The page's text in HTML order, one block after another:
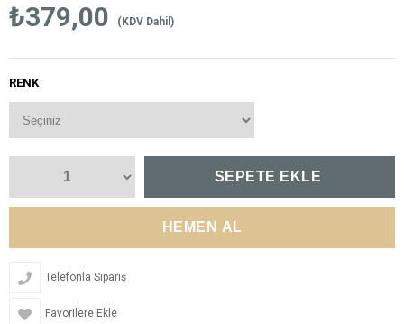
₺379,00 (KDV Dahil)
RENK
Telefonla Sipariş
Favorilere Ekle